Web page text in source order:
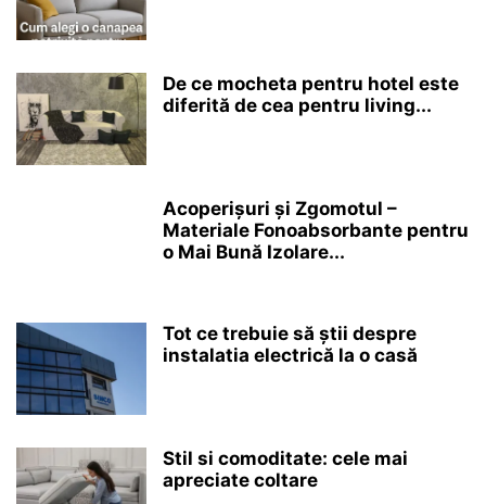
De ce mocheta pentru hotel este
diferită de cea pentru living...
Acoperişuri şi Zgomotul –
Materiale Fonoabsorbante pentru
o Mai Bună Izolare...
Tot ce trebuie să știi despre
instalatia electrică la o casă
Stil si comoditate: cele mai
apreciate coltare